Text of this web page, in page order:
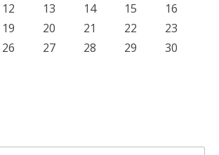
12 13 14 15
16
19 20 21 22
23
26 27 28 29
30